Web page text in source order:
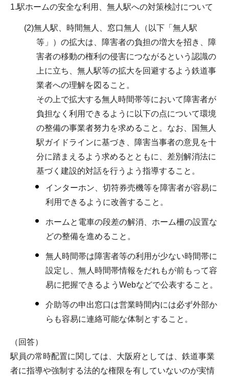
1.駅ホームの安全な利用、無人駅への対策検討について
(2)無人駅、時間無人、窓口無人（以下「無人駅
等」）の拡大は、障害者の負担の増大を招き、障
害者の移動の権利の侵害につながるという認識の
上に立ち、無人駅等の拡大を回避するよう鉄道事
業者への理解を図ること。
その上で拡大する無人時間帯等において障害者が
負担なく利用できるように以下の点について環境
の整備の事業者努力を求めること。なお、国無人
駅ガイドラインに基づき、障害当事者の意見を十
分に踏まえるよう求めるとともに、差別解消法に
基づく建設的対話を行うよう指導すること。
インターホン、切符券売機等を障害者が容易に
利用できるように改善すること。
ホームと電車の段差の解消、ホーム柵の設置な
どの整備を進めること。
無人時間帯は障害者等の利用が少ない時間帯に
設定し、無人時間帯情報をだれもが前もって容
易に把握できるようWebなどで公表すること。
介助等の申出窓口は営業時間内には必ず外部か
らも容易に連絡可能な体制とすること。
（回答）
駅員の常時配置に関しては、大阪府としては、鉄道事業
者に指導や強制する法的な権限を有していないのが実情